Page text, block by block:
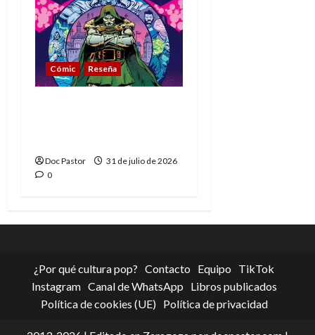
Cómic Reseña
Doc Pastor
31 de julio de 2026
0
¿Por qué cultura pop? Contacto Equipo
TikTok
Instagram Canal de WhatsApp
Libros publicados
Política de cookies (UE)
Política de privacidad